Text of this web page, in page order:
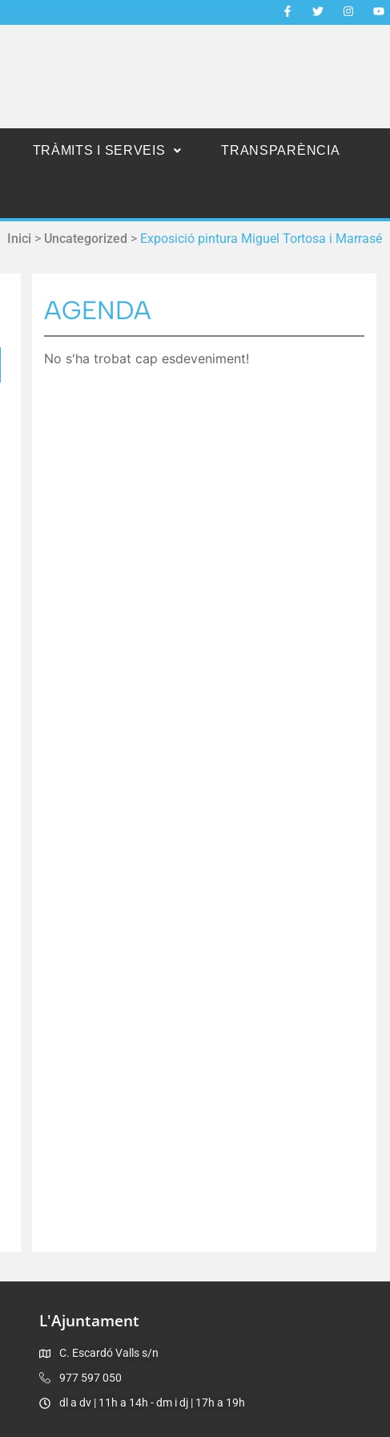
TRÀMITS I SERVEIS TRANSPARÈNCIA
Inici > Uncategorized > Exposició pintura Miguel Tortosa i Marrasé
AGENDA
No s'ha trobat cap esdeveniment!
L'Ajuntament
C. Escardó Valls s/n
977 597 050
dl a dv | 11h a 14h - dm i dj | 17h a 19h